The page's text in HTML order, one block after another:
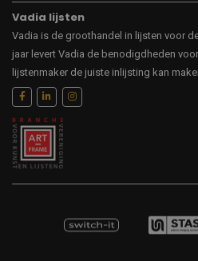
Vadia lijsten
Vadia is de groothandel in lijsten voor
jaar levert Vadia de benodigdheden
lijstenmaker de juiste inlijsting kan